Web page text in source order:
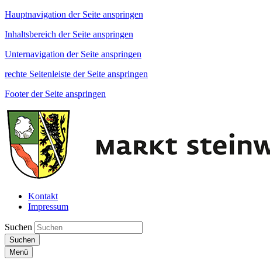
Hauptnavigation der Seite anspringen
Inhaltsbereich der Seite anspringen
Unternavigation der Seite anspringen
rechte Seitenleiste der Seite anspringen
Footer der Seite anspringen
Kontakt
Impressum
Suchen
Suchen
Menü